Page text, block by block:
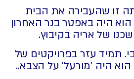
זו שהעבירה את הבית
הוא היה באפטר בנר האחרון
של אריה בקיבוץ.
תמיד עזר בפרויקטים של
היה 'מורעל' על הצבא..